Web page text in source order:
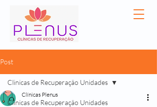
Post
Clinicas de Recuperação Unidades
Clinicas de Recuperação Unidades
Clínicas Plenus